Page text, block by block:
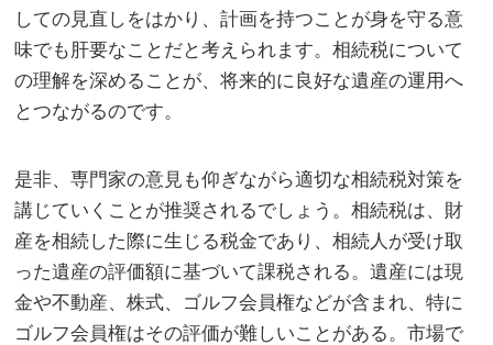
しての見直しをはかり、計画を持つことが身を守る意
味でも肝要なことだと考えられます。相続税について
の理解を深めることが、将来的に良好な遺産の運用へ
とつながるのです。
是非、専門家の意見も仰ぎながら適切な相続税対策を
講じていくことが推奨されるでしょう。相続税は、財
産を相続した際に生じる税金であり、相続人が受け取
った遺産の評価額に基づいて課税される。遺産には現
金や不動産、株式、ゴルフ会員権などが含まれ、特に
ゴルフ会員権はその評価が難しいことがある。市場で